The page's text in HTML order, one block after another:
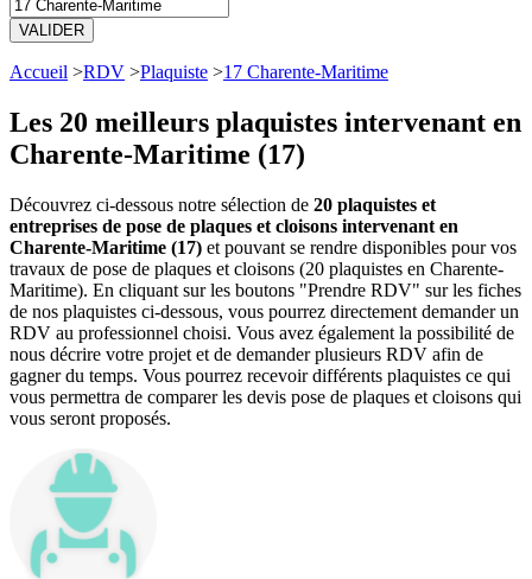
VALIDER
Accueil >RDV >Plaquiste >17 Charente-Maritime
Les 20 meilleurs plaquistes intervenant en
Charente-Maritime (17)
Découvrez ci-dessous notre sélection de 20 plaquistes et
entreprises de pose de plaques et cloisons intervenant en
Charente-Maritime (17) et pouvant se rendre disponibles pour vos
travaux de pose de plaques et cloisons (20 plaquistes en Charente-
Maritime). En cliquant sur les boutons "Prendre RDV" sur les fiches
de nos plaquistes ci-dessous, vous pourrez directement demander un
RDV au professionnel choisi. Vous avez également la possibilité de
nous décrire votre projet et de demander plusieurs RDV afin de
gagner du temps. Vous pourrez recevoir différents plaquistes ce qui
vous permettra de comparer les devis pose de plaques et cloisons qui
vous seront proposés.